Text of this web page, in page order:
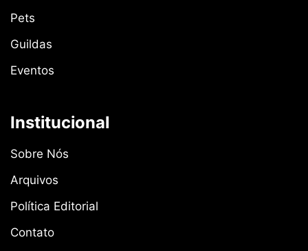
Pets
Guildas
Eventos
Institucional
Sobre Nós
Arquivos
Política Editorial
Contato